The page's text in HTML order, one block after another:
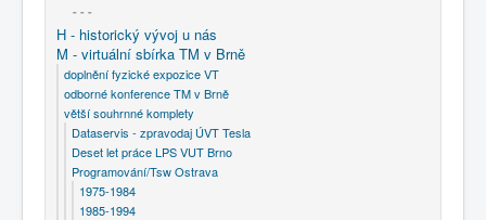
- - -
H - historický vývoj u nás
M - virtuální sbírka TM v Brně
doplnění fyzické expozice VT
odborné konference TM v Brně
větší souhrnné komplety
Dataservis - zpravodaj ÚVT Tesla
Deset let práce LPS VUT Brno
Programování/Tsw Ostrava
1975-1984
1985-1994